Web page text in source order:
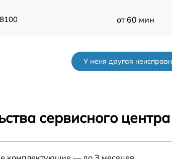
от 60 мин
CM
У меня другая
сервисного